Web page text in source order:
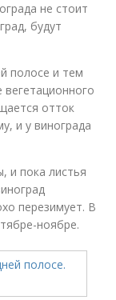
не стоит
будут
полосе и тем
отток
и у винограда
и пока листья
перезимует. В
ноябре.